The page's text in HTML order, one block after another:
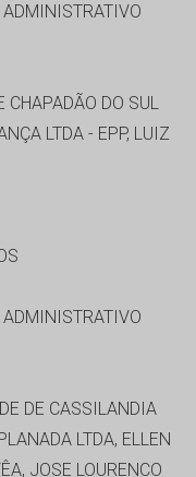
ADMINISTRATIVO
CHAPADÃO DO SUL
LTDA - EPP, LUIZ
ADMINISTRATIVO
DE CASSILANDIA
LTDA, ELLEN
JOSE LOURENCO